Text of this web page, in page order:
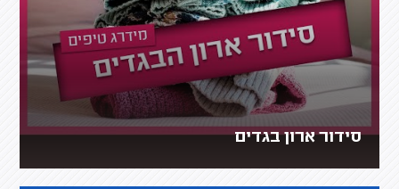
סידור ארון בגדים